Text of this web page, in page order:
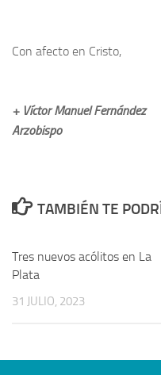
Con afecto en Cristo,
+ Víctor Manuel Fernández
Arzobispo
TAMBIÉN TE
Tres nuevos acólitos en La
Plata
31 JULIO, 2023